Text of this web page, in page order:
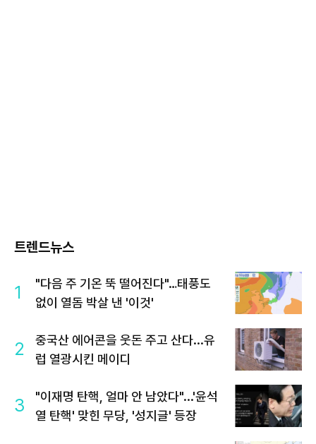
트렌드뉴스
1
"다음 주 기온 뚝 떨어진다"…태풍도
없이 열돔 박살 낸 '이것'
2
중국산 에어콘을 웃돈 주고 산다...유
럽 열광시킨 메이디
3
"이재명 탄핵, 얼마 안 남았다"...'윤석
열 탄핵' 맞힌 무당, '성지글' 등장